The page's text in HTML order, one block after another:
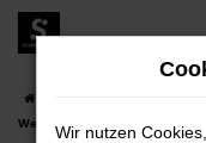
Zum
Hauptinhalt
Weißwasser kaufen
Wir nutzen